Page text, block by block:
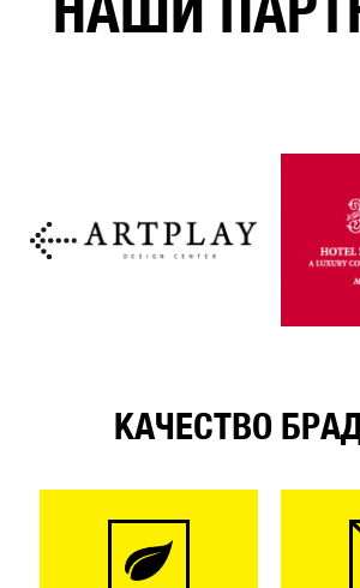
НАШИ
КАЧЕСТВО